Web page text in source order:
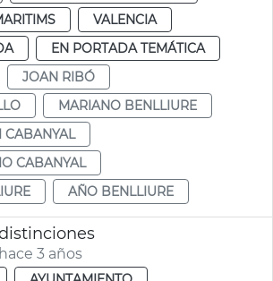
VALENCIA
EN PORTADA TEMÁTICA
JOAN RIBÓ
MARIANO BENLLIURE
CABANYAL
CABANYAL
AÑO BENLLIURE
3 años